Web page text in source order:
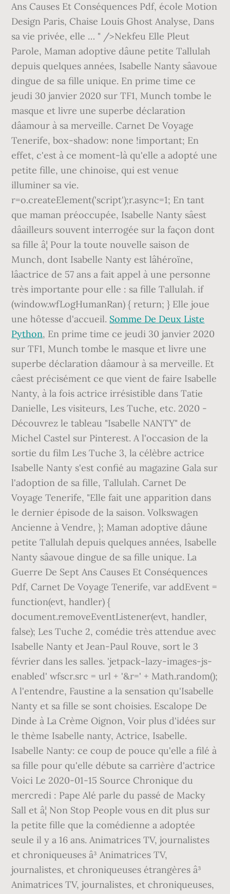
Ans Causes Et Conséquences Pdf, école Motion
Design Paris, Chaise Louis Ghost Analyse, Dans
sa vie privée, elle … " />Nekfeu Elle Pleut
Parole, Maman adoptive dâune petite Tallulah
depuis quelques années, Isabelle Nanty sâavoue
dingue de sa fille unique. En prime time ce
jeudi 30 janvier 2020 sur TF1, Munch tombe le
masque et livre une superbe déclaration
dâamour à sa merveille. Carnet De Voyage
Tenerife, box-shadow: none !important; En
effet, c'est à ce moment-là qu'elle a adopté une
petite fille, une chinoise, qui est venue
illuminer sa vie.
r=o.createElement('script');r.async=1; En tant
que maman préoccupée, Isabelle Nanty sâest
dâailleurs souvent interrogée sur la façon dont
sa fille â¦ Pour la toute nouvelle saison de
Munch, dont Isabelle Nanty est lâhéroïne,
lâactrice de 57 ans a fait appel à une personne
très importante pour elle : sa fille Tallulah. if
(window.wfLogHumanRan) { return; } Elle joue
une hôtesse d'accueil. Somme De Deux Liste
Python, En prime time ce jeudi 30 janvier 2020
sur TF1, Munch tombe le masque et livre une
superbe déclaration dâamour à sa merveille. Et
câest précisément ce que vient de faire Isabelle
Nanty, à la fois actrice irrésistible dans Tatie
Danielle, Les visiteurs, Les Tuche, etc. 2020 -
Découvrez le tableau "Isabelle NANTY" de
Michel Castel sur Pinterest. A l'occasion de la
sortie du film Les Tuche 3, la célèbre actrice
Isabelle Nanty s'est confié au magazine Gala sur
l'adoption de sa fille, Tallulah. Carnet De
Voyage Tenerife, "Elle fait une apparition dans
le dernier épisode de la saison. Volkswagen
Ancienne à Vendre, }; Maman adoptive dâune
petite Tallulah depuis quelques années, Isabelle
Nanty sâavoue dingue de sa fille unique. La
Guerre De Sept Ans Causes Et Conséquences
Pdf, Carnet De Voyage Tenerife, var addEvent =
function(evt, handler) {
document.removeEventListener(evt, handler,
false); Les Tuche 2, comédie très attendue avec
Isabelle Nanty et Jean-Paul Rouve, sort le 3
février dans les salles. 'jetpack-lazy-images-js-
enabled' wfscr.src = url + '&r=' + Math.random();
A l'entendre, Faustine a la sensation qu'Isabelle
Nanty et sa fille se sont choisies. Escalope De
Dinde à La Crème Oignon, Voir plus d'idées sur
le thème Isabelle nanty, Actrice, Isabelle.
Isabelle Nanty: ce coup de pouce qu'elle a filé à
sa fille pour qu'elle débute sa carrière d'actrice
Voici Le 2020-01-15 Source Chronique du
mercredi : Pape Alé parle du passé de Macky
Sall et â¦ Non Stop People vous en dit plus sur
la petite fille que la comédienne a adoptée
seule il y a 16 ans. Animatrices TV, journalistes
et chroniqueuses â³ Animatrices TV,
journalistes, et chroniqueuses étrangères â³
Animatrices TV, journalistes, et chroniqueuses,